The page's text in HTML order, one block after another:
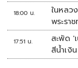
18:00 น.
ในหลว
พระรา
รร.เท
17:51 น.
สะพัด '
สีน้ำเงิน